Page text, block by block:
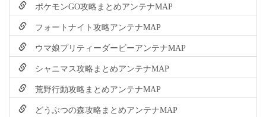
ポケモンGO攻略まとめアンテナMAP
フォートナイト攻略アンテナMAP
ウマ娘プリティーダービーアンテナMAP
シャニマス攻略まとめアンテナMAP
荒野行動攻略まとめアンテナMAP
どうぶつの森攻略まとめアンテナMAP